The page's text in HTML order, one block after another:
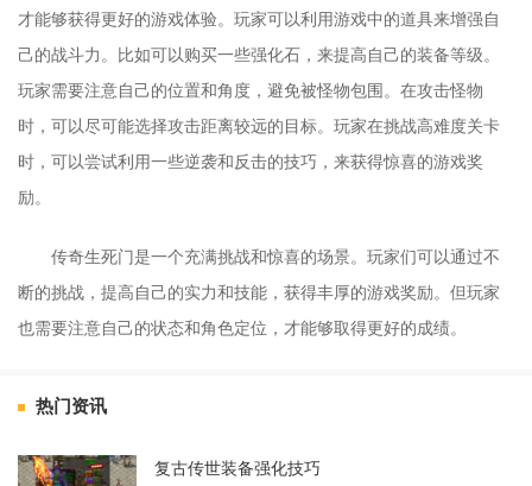
才能够获得更好的游戏体验。玩家可以利用游戏中的道具来增强自
己的战斗力。比如可以购买一些强化石，来提高自己的装备等级。
玩家需要注意自己的位置和角度，避免被怪物包围。在攻击怪物
时，可以尽可能选择攻击距离较远的目标。玩家在挑战高难度关卡
时，可以尝试利用一些逆袭和反击的技巧，来获得惊喜的游戏奖
励。
传奇生死门是一个充满挑战和惊喜的场景。玩家们可以通过不
断的挑战，提高自己的实力和技能，获得丰厚的游戏奖励。但玩家
也需要注意自己的状态和角色定位，才能够取得更好的成绩。
热门资讯
复古传世装备强化技巧